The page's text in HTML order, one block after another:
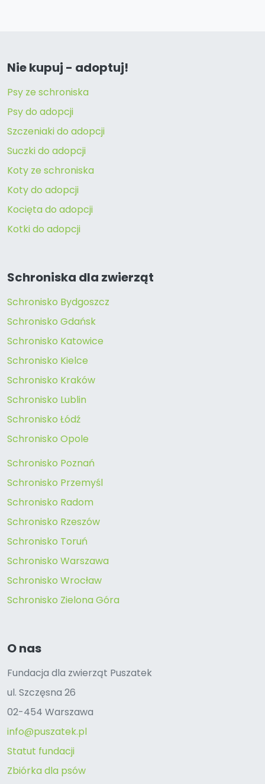
Nie kupuj - adoptuj!
Psy ze schroniska
Psy do adopcji
Szczeniaki do adopcji
Suczki do adopcji
Koty ze schroniska
Koty do adopcji
Kocięta do adopcji
Kotki do adopcji
Schroniska dla zwierząt
Schronisko Bydgoszcz
Schronisko Gdańsk
Schronisko Katowice
Schronisko Kielce
Schronisko Kraków
Schronisko Lublin
Schronisko Łódź
Schronisko Opole
Schronisko Poznań
Schronisko Przemyśl
Schronisko Radom
Schronisko Rzeszów
Schronisko Toruń
Schronisko Warszawa
Schronisko Wrocław
Schronisko Zielona Góra
O nas
Fundacja dla zwierząt Puszatek
ul. Szczęsna 26
02-454 Warszawa
info@puszatek.pl
Statut fundacji
Zbiórka dla psów